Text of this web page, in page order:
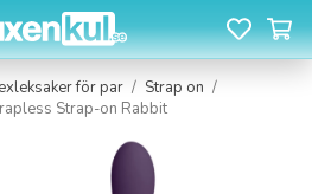
för par / Strap on /
Strap-on Rabbit